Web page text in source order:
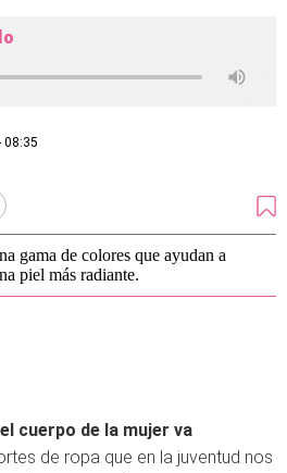
08:35
gama de colores que ayudan a
piel más radiante.
el cuerpo de la mujer va
de ropa que en la juventud nos